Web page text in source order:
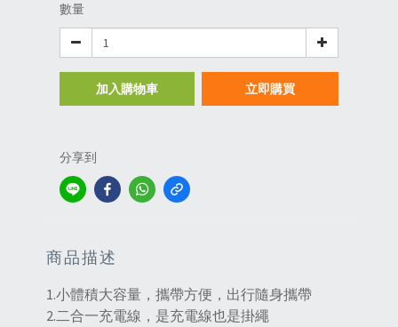
數量
加入購物車 立即購買
分享到
商品描述
1.小體積大容量，攜帶方便，出行隨身攜帶
2.二合一充電線，是充電線也是掛繩